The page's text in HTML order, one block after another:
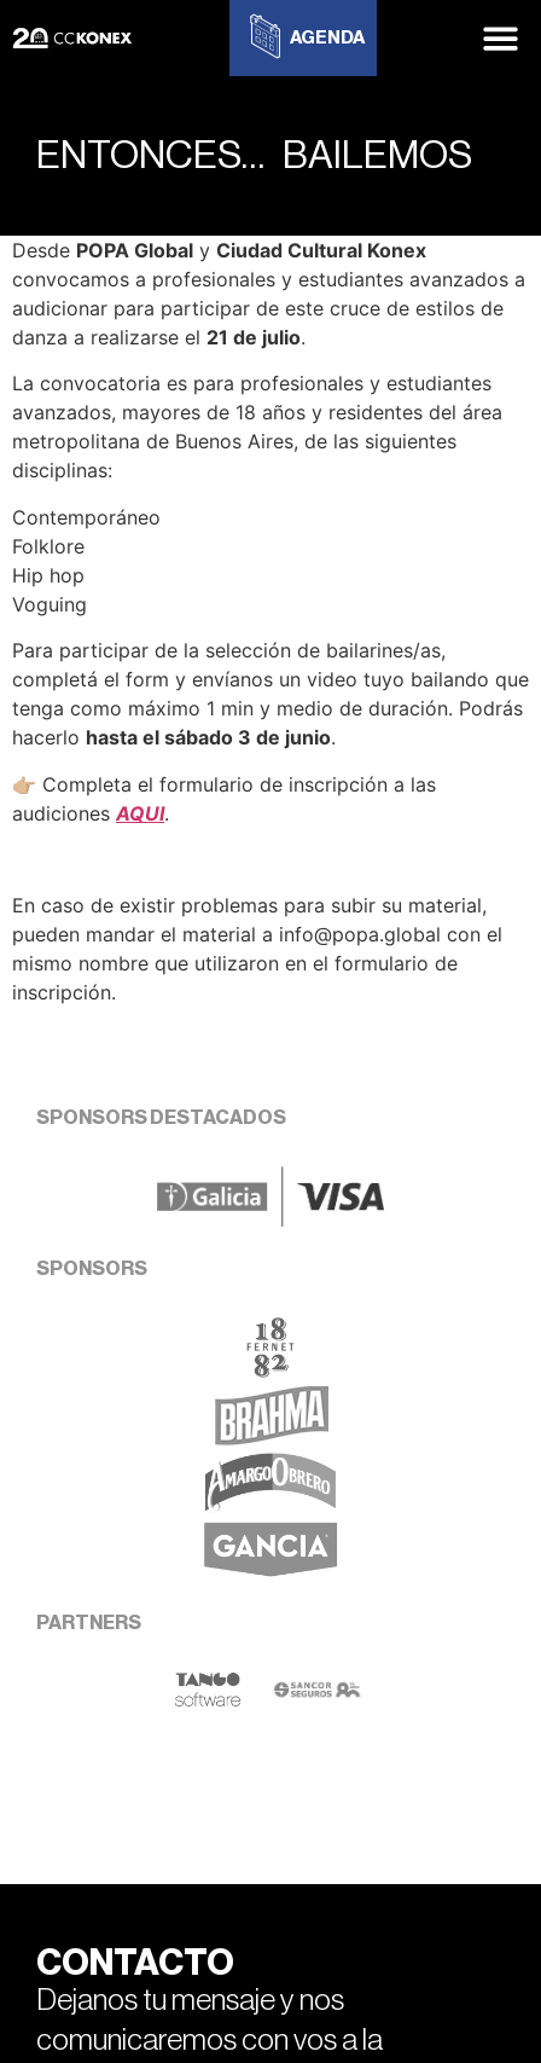
AGENDA
ENTONCES… BAILEMOS
Desde POPA Global y Ciudad Cultural Konex
convocamos a profesionales y estudiantes avanzados a
audicionar para participar de este cruce de estilos de
danza a realizarse el 21 de julio.
La convocatoria es para profesionales y estudiantes
avanzados, mayores de 18 años y residentes del área
metropolitana de Buenos Aires, de las siguientes
disciplinas:
Contemporáneo
Folklore
Hip hop
Voguing
Para participar de la selección de bailarines/as,
completá el form y envíanos un video tuyo bailando que
tenga como máximo 1 min y medio de duración. Podrás
hacerlo hasta el sábado 3 de junio.
👉🏼 Completa el formulario de inscripción a las
audiciones AQUI.
En caso de existir problemas para subir su material,
pueden mandar el material a info@popa.global con el
mismo nombre que utilizaron en el formulario de
inscripción.
SPONSORS DESTACADOS
SPONSORS
PARTNERS
CONTACTO
Dejanos tu mensaje y nos
comunicaremos con vos a la